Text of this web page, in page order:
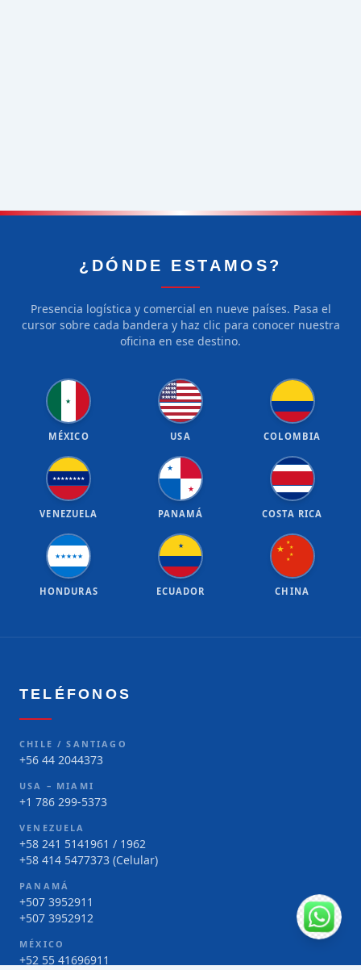
¿DÓNDE ESTAMOS?
Presencia logística y comercial en nueve países. Pasa el
cursor sobre cada bandera y haz clic para conocer nuestra
oficina en ese destino.
★
MÉXICO
★★★★★
★★★★★
★★★★★
★★★★★
USA COLOMBIA
★★★★★★★★
VENEZUELA
★
★
PANAMÁ COSTA RICA
★★★★★
HONDURAS
★
ECUADOR
★
★
★
★
★
CHINA
TELÉFONOS
CHILE / SANTIAGO
+56 44 2044373
USA – MIAMI
+1 786 299-5373
VENEZUELA
+58 241 5141961 / 1962
+58 414 5477373 (Celular)
PANAMÁ
+507 3952911
+507 3952912
MÉXICO
+52 55 41696911